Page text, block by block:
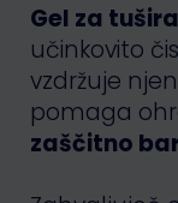
Gel za
učinkovito
vzdržuje
pomaga
zaščitno